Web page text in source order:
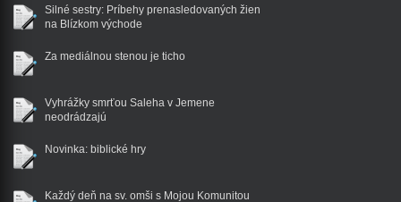
Silné sestry: Príbehy prenasledovaných žien
na Blízkom východe
Za mediálnou stenou je ticho
Vyhrážky smrťou Saleha v Jemene
neodrádzajú
Novinka: biblické hry
Každý deň na sv. omši s Mojou Komunitou